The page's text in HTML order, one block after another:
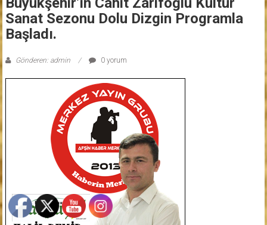
Sanat Sezonu Dolu Dizgin Programla
Başladı.
Gönderen: admin 0 yorum